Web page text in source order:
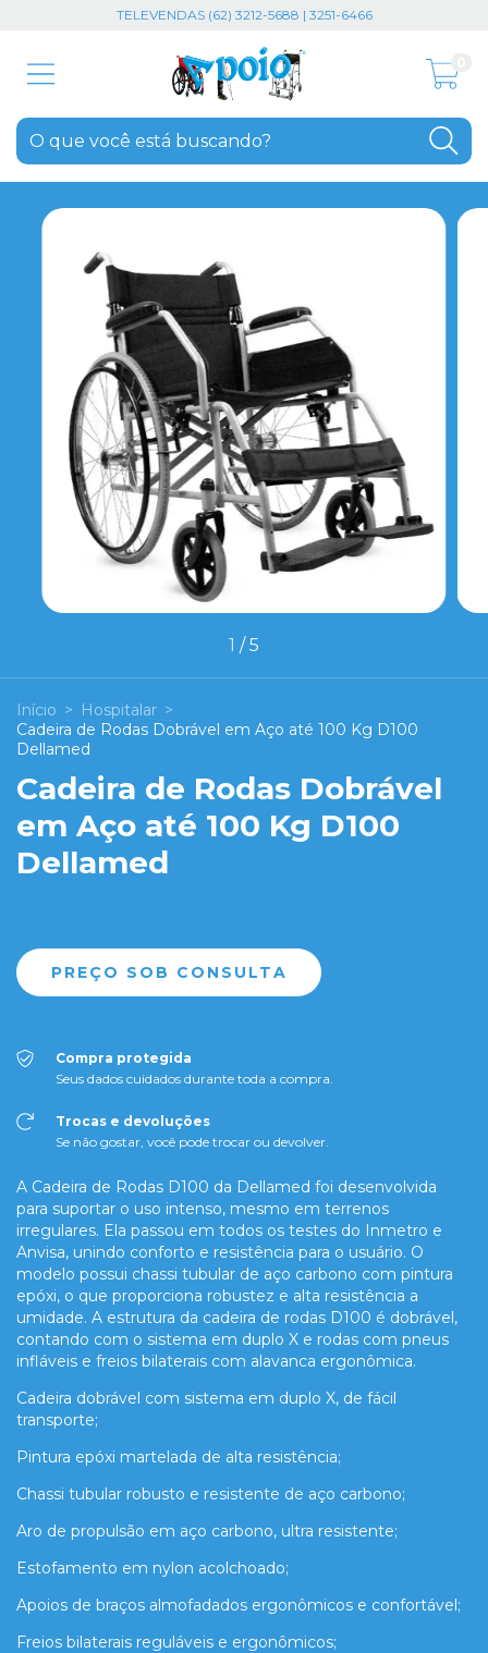
TELEVENDAS (62) 3212-5688 | 3251-6466
1 /5
Início > Hospitalar >
Cadeira de Rodas Dobrável em Aço até 100 Kg D100
Dellamed
Cadeira de Rodas Dobrável
em Aço até 100 Kg D100
Dellamed
Compra protegida
Seus dados cuidados durante toda a compra.
Trocas e devoluções
Se não gostar, você pode trocar ou devolver.
A Cadeira de Rodas D100 da Dellamed foi desenvolvida
para suportar o uso intenso, mesmo em terrenos
irregulares. Ela passou em todos os testes do Inmetro e
Anvisa, unindo conforto e resistência para o usuário. O
modelo possui chassi tubular de aço carbono com pintura
epóxi, o que proporciona robustez e alta resistência a
umidade. A estrutura da cadeira de rodas D100 é dobrável,
contando com o sistema em duplo X e rodas com pneus
infláveis e freios bilaterais com alavanca ergonômica.
Cadeira dobrável com sistema em duplo X, de fácil
transporte;
Pintura epóxi martelada de alta resistência;
Chassi tubular robusto e resistente de aço carbono;
Aro de propulsão em aço carbono, ultra resistente;
Estofamento em nylon acolchoado;
Apoios de braços almofadados ergonômicos e confortável;
Freios bilaterais reguláveis e ergonômicos;